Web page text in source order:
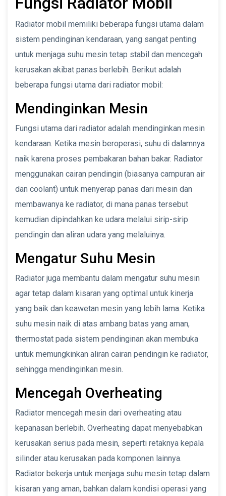
Radiator mobil memiliki beberapa fungsi utama dalam
sistem pendinginan kendaraan, yang sangat penting
untuk menjaga suhu mesin tetap stabil dan mencegah
kerusakan akibat panas berlebih. Berikut adalah
beberapa fungsi utama dari radiator mobil:
Mendinginkan Mesin
Fungsi utama dari radiator adalah mendinginkan mesin
kendaraan. Ketika mesin beroperasi, suhu di dalamnya
naik karena proses pembakaran bahan bakar. Radiator
menggunakan cairan pendingin (biasanya campuran air
dan coolant) untuk menyerap panas dari mesin dan
membawanya ke radiator, di mana panas tersebut
kemudian dipindahkan ke udara melalui sirip-sirip
pendingin dan aliran udara yang melaluinya.
Mengatur Suhu Mesin
Radiator juga membantu dalam mengatur suhu mesin
agar tetap dalam kisaran yang optimal untuk kinerja
yang baik dan keawetan mesin yang lebih lama. Ketika
suhu mesin naik di atas ambang batas yang aman,
thermostat pada sistem pendinginan akan membuka
untuk memungkinkan aliran cairan pendingin ke radiator,
sehingga mendinginkan mesin.
Mencegah Overheating
Radiator mencegah mesin dari overheating atau
kepanasan berlebih. Overheating dapat menyebabkan
kerusakan serius pada mesin, seperti retaknya kepala
silinder atau kerusakan pada komponen lainnya.
Radiator bekerja untuk menjaga suhu mesin tetap dalam
kisaran yang aman, bahkan dalam kondisi operasi yang